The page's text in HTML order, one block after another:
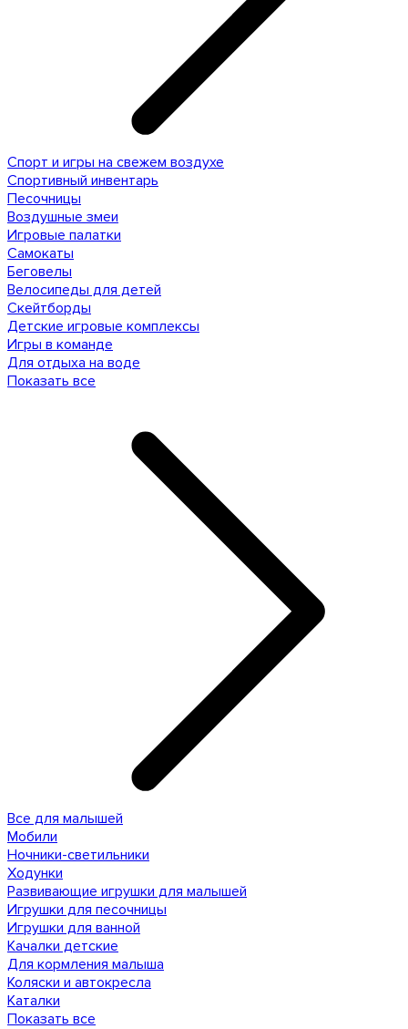
Спорт и игры на свежем воздухе
Спортивный инвентарь
Песочницы
Воздушные змеи
Игровые палатки
Самокаты
Беговелы
Велосипеды для детей
Скейтборды
Детские игровые комплексы
Игры в команде
Для отдыха на воде
Показать все
Все для малышей
Мобили
Ночники-светильники
Ходунки
Развивающие игрушки для малышей
Игрушки для песочницы
Игрушки для ванной
Качалки детские
Для кормления малыша
Коляски и автокресла
Каталки
Показать все